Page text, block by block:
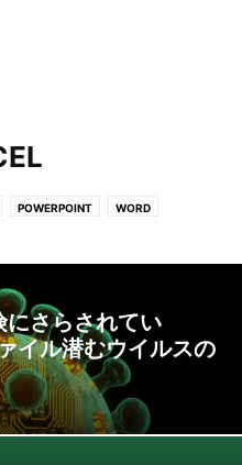
POWERPOINT WORD
にさらされてい
イル潜むウイルスの